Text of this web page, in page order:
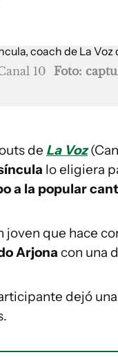
10 Foto:
de La Voz
lo eligiera
a la popular
joven que hace
Arjona con una
dejó